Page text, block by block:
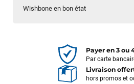
Wishbone en bon état
Payer en 3 ou
Par carte
Livraison
hors promos et